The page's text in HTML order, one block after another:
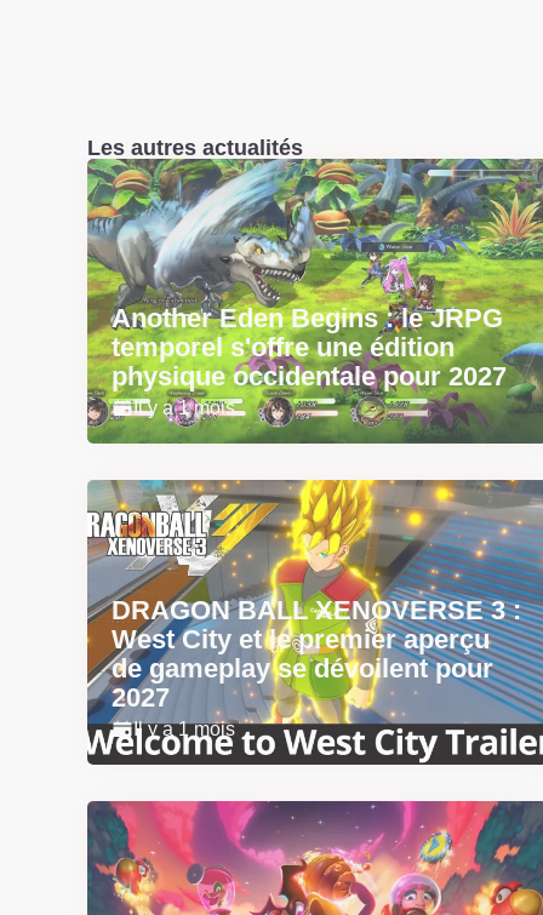
Les autres actualités
Another Eden Begins : le JRPG
temporel s'offre une édition
physique occidentale pour 2027
Il y a 1 mois
DRAGON BALL XENOVERSE 3 :
West City et le premier aperçu
de gameplay se dévoilent pour
2027
Il y a 1 mois